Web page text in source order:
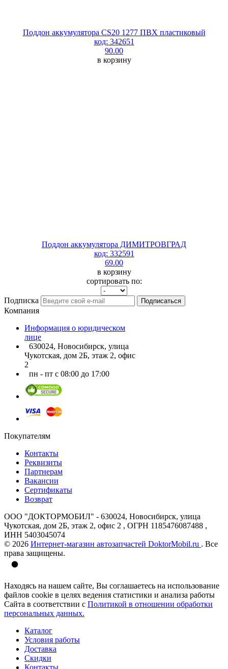
Поддон аккумулятора CS20 1277 ПВХ пластиковый
код: 342651
90.00
в корзину
Поддон аккумулятора ДИМИТРОВГРАД
код: 332591
69.00
в корзину
сортировать по:
Подписка Подписаться
Компания
Информация о юридическом
лице
630024, Новосибирск, улица
Чукотская, дом 2Б, этаж 2, офис
2
пн - пт с 08:00 до 17:00
Покупателям
Контакты
Реквизиты
Партнерам
Вакансии
Сертификаты
Возврат
ООО "ДОКТОРМОБИЛ" - 630024, Новосибирск, улица
Чукотская, дом 2Б, этаж 2, офис 2 , ОГРН 1185476087488 ,
ИНН 5403045074
© 2026 Интернет-магазин автозапчастей DoktorMobil.ru . Все
права защищены.
Находясь на нашем сайте, Вы соглашаетесь на использование
файлов cookie в целях ведения статистики и анализа работы
Сайта в соответствии с Политикой в отношении обработки
персональных данных.
Каталог
Условия работы
Доставка
Скидки
Контакты